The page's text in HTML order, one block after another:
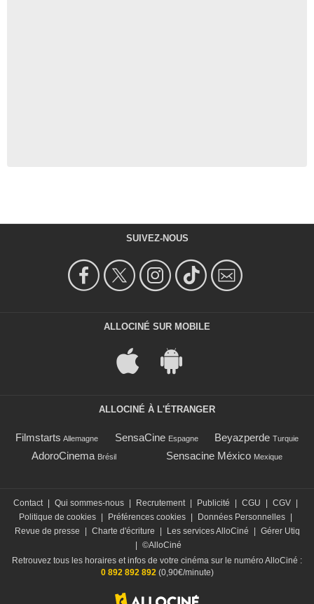
SUIVEZ-NOUS
ALLOCINÉ SUR MOBILE
ALLOCINÉ À L'ÉTRANGER
Filmstarts Allemagne SensaCine Espagne Beyazperde Turquie
AdoroCinema Brésil Sensacine México Mexique
Contact Qui sommes-nous Recrutement Publicité CGU CGV
Politique de cookies
Préférences cookies Données Personnelles
Revue de presse
Charte d'écriture Les services AlloCiné
Gérer Utiq
©AlloCiné
Retrouvez tous les horaires et infos de votre cinéma sur le numéro AlloCiné :
0 892 892 892(0,90€/minute)